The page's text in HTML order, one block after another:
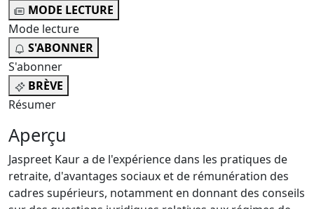
MODE LECTURE
Mode lecture
S'ABONNER
S'abonner
BRÈVE
Résumer
Aperçu
Jaspreet Kaur a de l'expérience dans les pratiques de
retraite, d'avantages sociaux et de rémunération des
cadres supérieurs, notamment en donnant des conseils